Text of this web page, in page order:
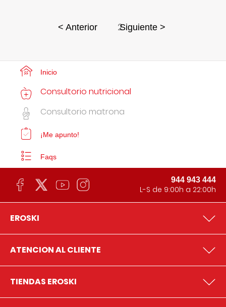
< Anterior 2Siguiente >
Inicio
Consultorio nutricional
Consultorio matrona
¡Me apunto!
Faqs
944 943 444
L-S de 9:00h a 22:00h
EROSKI
ATENCION AL CLIENTE
TIENDAS EROSKI